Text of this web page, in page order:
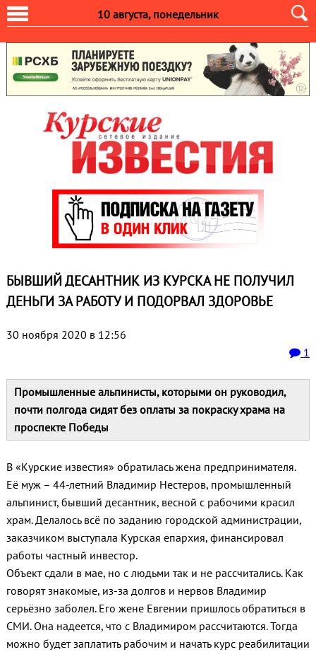
10 августа, понедельник
БЫВШИЙ ДЕСАНТНИК ИЗ КУРСКА НЕ ПОЛУЧИЛ
ДЕНЬГИ ЗА РАБОТУ И ПОДОРВАЛ ЗДОРОВЬЕ
30 ноября 2020 в 12:56
1
Промышленные альпинисты, которыми он руководил,
почти полгода сидят без оплаты за покраску храма на
проспекте Победы
В «Курские известия» обратилась жена предпринимателя.
Её муж – 44-летний Владимир Нестеров, промышленный
альпинист, бывший десантник, весной с рабочими красил
храм. Делалось всё по заданию городской администрации,
заказчиком выступала Курская епархия, финансировал
работы частный инвестор.
Объект сдали в мае, но с людьми так и не рассчитались. Как
говорят знакомые, из-за долгов и нервов Владимир
серьёзно заболел. Его жене Евгении пришлось обратиться в
СМИ. Она надеется, что с Владимиром рассчитаются. Тогда
можно будет заплатить рабочим и начать курс реабилитации